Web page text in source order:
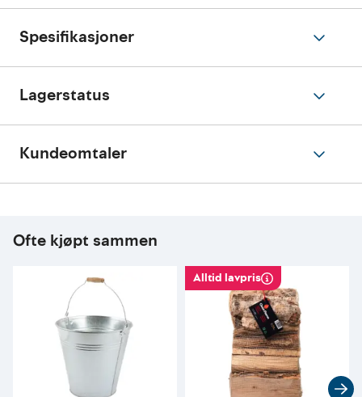
Spesifikasjoner
Lagerstatus
Kundeomtaler
Ofte kjøpt sammen
Alltid lavpris